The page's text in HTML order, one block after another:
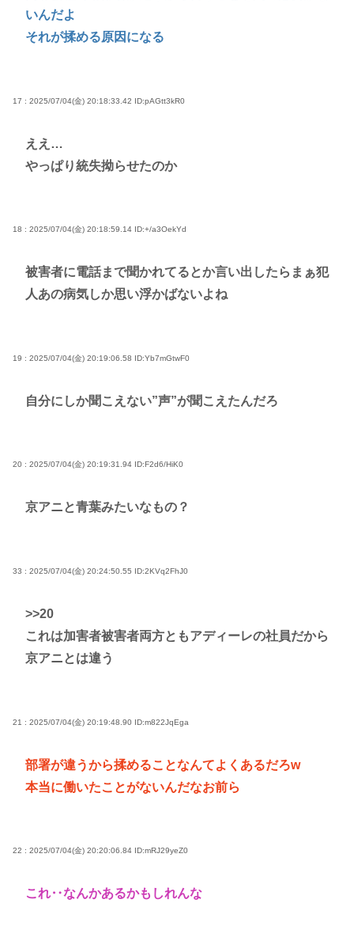
いんだよ
それが揉める原因になる
17 : 2025/07/04(金) 20:18:33.42 ID:pAGtt3kR0
ええ…
やっぱり統失拗らせたのか
18 : 2025/07/04(金) 20:18:59.14 ID:+/a3OekYd
被害者に電話まで聞かれてるとか言い出したらまぁ犯
人あの病気しか思い浮かばないよね
19 : 2025/07/04(金) 20:19:06.58 ID:Yb7mGtwF0
自分にしか聞こえない”声”が聞こえたんだろ
20 : 2025/07/04(金) 20:19:31.94 ID:F2d6/HiK0
京アニと青葉みたいなもの？
33 : 2025/07/04(金) 20:24:50.55 ID:2KVq2FhJ0
>>20
これは加害者被害者両方ともアディーレの社員だから
京アニとは違う
21 : 2025/07/04(金) 20:19:48.90 ID:m822JqEga
部署が違うから揉めることなんてよくあるだろw
本当に働いたことがないんだなお前ら
22 : 2025/07/04(金) 20:20:06.84 ID:mRJ29yeZ0
これ‥なんかあるかもしれんな